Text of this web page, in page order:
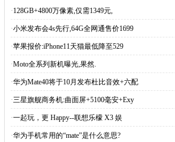
·128GB+4800万像素,仅需1349元,
·小米发布会4s先行,64G全网通售价1699
·苹果报价:iPhone11天猫最低降至529
·Moto全系列新机曝光,果然.
·华为Mate40将于10月发布杜比音效+六配
·三星旗舰商务机:曲面屏+5100毫安+Exy
·一起玩，更 Happy--联想乐檬 X3 娱
·华为手机常用的“mate”是什么意思?